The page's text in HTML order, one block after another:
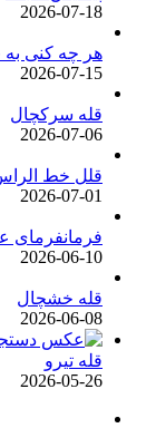
2026-07-18
هر چه کنی به
2026-07-15
قله سرکچال
2026-07-06
قلل خط
2026-07-01
فرمانفرمای
2026-06-10
قله خشچال
2026-06-08
قله تیرو
2026-05-26